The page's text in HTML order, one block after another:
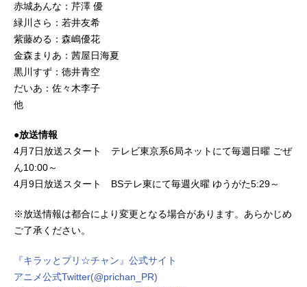
赤城あんな：芹澤 優
緑川さら：若井友希
紫藤める：森嶋優花
金森まりあ：茜屋日海夏
黒川すず：徳井青空
だいあ：佐々木李子
他
●放送情報
4月7日放送スタート テレビ東京系6局ネットにて毎週日曜 ごぜ
ん10:00～
4月9日放送スタート BSテレ東にて毎週火曜 ゆうがた5:29～
※放送情報は都合により変更となる場合があります。あらかじめ
ご了承ください。
『キラッとプリ☆チャン』公式サイト
アニメ公式Twitter(@prichan_PR)